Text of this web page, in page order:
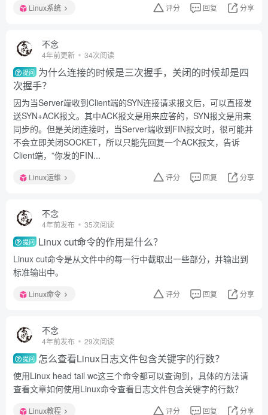
Linux系统 评分 回复 分享
不念
4年前更新 34次阅读
提问 为什么连接的时候是三次握手，关闭的时候却是四
次握手？
因为当Server端收到Client端的SYN连接请求报文后，可以直接发
送SYN+ACK报文。其中ACK报文是用来应答的，SYN报文是用来
同步的。但是关闭连接时，当Server端收到FIN报文时，很可能并
不会立即关闭SOCKET，所以只能先回复一个ACK报文，告诉
Client端，”你发的FIN...
Linux运维 评分 回复 分享
不念
4年前发布 35次阅读
提问 Linux cut命令的作用是什么？
Linux cut命令是从文件中的每一行中截取出一些部分，并输出到
标准输出中。
Linux命令 评分 回复 分享
不念
4年前发布 29次阅读
提问 怎么查看Linux日志文件包含关键字的行数？
使用Linux head tail wc这三个命令都可以查询到，具体的方法请
查看文章如何使用Linux命令查看日志文件包含关键字的行数？
Linux教程 评分 回复 分享